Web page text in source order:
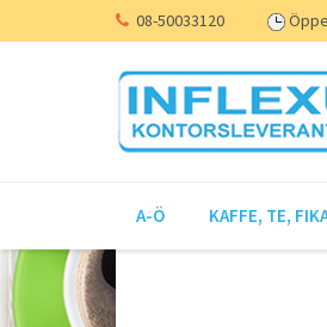
08-50033120
A-Ö KAFFE, TE,